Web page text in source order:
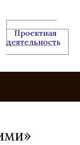
Проектная
деятельность